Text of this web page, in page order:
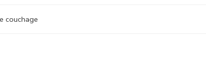
couchage